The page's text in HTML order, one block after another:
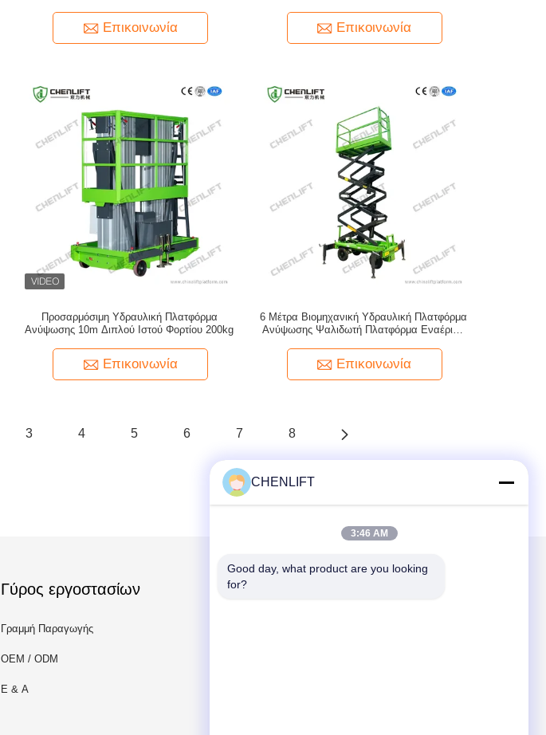
Επικοινωνία Επικοινωνία
Προσαρμόσιμη Υδραυλική Πλατφόρμα
Ανύψωσης 10m Διπλού Ιστού Φορτίου 200kg
Επικοινωνία
6 Μέτρα Βιομηχανική Υδραυλική Πλατφόρμα
Ανύψωσης Ψαλιδωτή Πλατφόρμα Εναέριας
Επικοινωνία
3 4 5 6 7 8
Γύρος εργοστασίων
Γραμμή Παραγωγής
OEM / ODM
Ε & Α
Στείλτε μας μήνυμα
CHENLIFT
3:46 AM
Good day, what product are you looking
for?